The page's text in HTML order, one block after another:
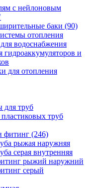
с нейлоновым
баки (90)
отопления
водоснабжения
и
для отопления
для труб
труб
фитинг (246)
рыжая наружняя
серая внутренняя
рыжий наружний
серый